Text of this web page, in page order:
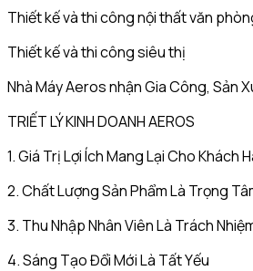
Thiết kế và thi công nội thất văn
Thiết kế và thi công siêu thị
Nhà Máy Aeros nhận Gia Công, Sản
TRIẾT LÝ KINH DOANH AEROS
1. Giá Trị Lợi Ích Mang Lại Cho Khách
2. Chất Lượng Sản Phẩm Là Trọng
3. Thu Nhập Nhân Viên Là Trách
4. Sáng Tạo Đổi Mới Là Tất Yếu